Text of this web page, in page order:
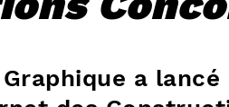
a